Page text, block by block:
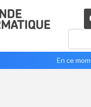
En ce